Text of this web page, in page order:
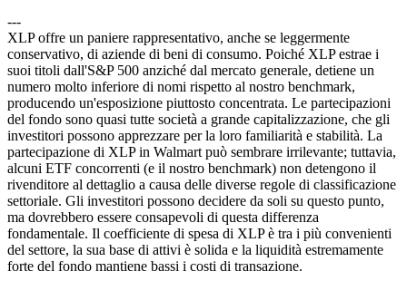
---
XLP offre un paniere rappresentativo, anche se leggermente
conservativo, di aziende di beni di consumo. Poiché XLP estrae i
suoi titoli dall'S&P 500 anziché dal mercato generale, detiene un
numero molto inferiore di nomi rispetto al nostro benchmark,
producendo un'esposizione piuttosto concentrata. Le partecipazioni
del fondo sono quasi tutte società a grande capitalizzazione, che gli
investitori possono apprezzare per la loro familiarità e stabilità. La
partecipazione di XLP in Walmart può sembrare irrilevante; tuttavia,
alcuni ETF concorrenti (e il nostro benchmark) non detengono il
rivenditore al dettaglio a causa delle diverse regole di classificazione
settoriale. Gli investitori possono decidere da soli su questo punto,
ma dovrebbero essere consapevoli di questa differenza
fondamentale. Il coefficiente di spesa di XLP è tra i più convenienti
del settore, la sua base di attivi è solida e la liquidità estremamente
forte del fondo mantiene bassi i costi di transazione.